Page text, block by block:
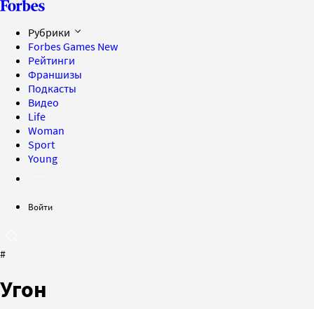
Рубрики
Forbes Games New
Рейтинги
Франшизы
Подкасты
Видео
Life
Woman
Sport
Young
Войти
#
Угон